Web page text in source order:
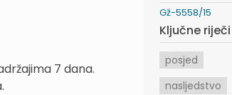
7 dana.
Gž-5558/15
Ključne riječi
posjed
nasljedstvo